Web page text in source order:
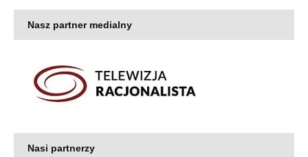
Nasz partner medialny
Nasi partnerzy